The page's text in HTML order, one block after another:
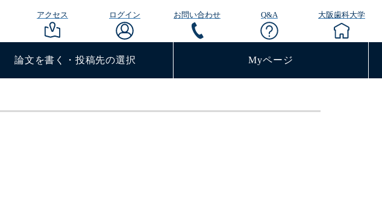
アクセス ログイン お問い合わせ Q&A 大阪歯科大学
論文を書く・投稿先の選択 Myページ